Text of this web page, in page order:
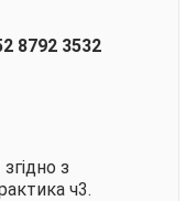
8792 3532
з
ч3.